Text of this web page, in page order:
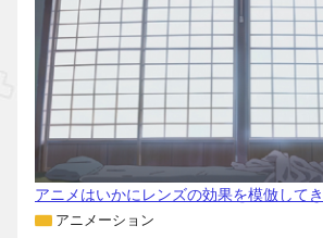
アニメはいかにレンズの効果を模倣して
アニメーション